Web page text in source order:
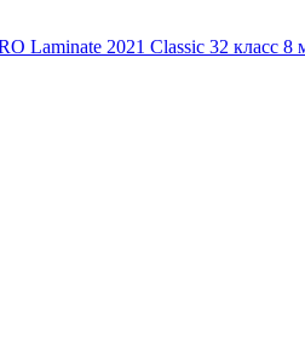
Laminate 2021 Classic 32 класс